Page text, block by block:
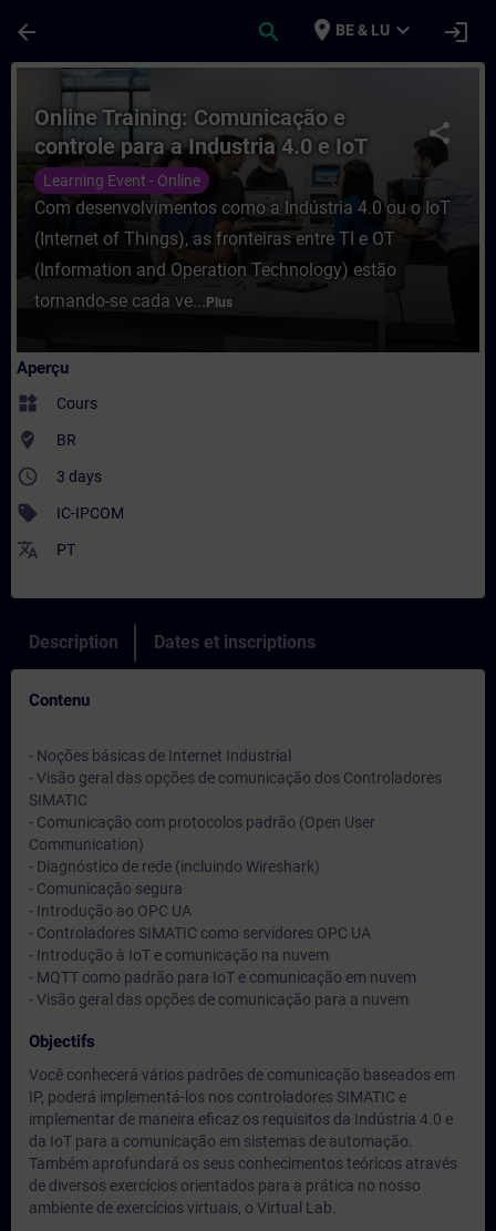
arrow_back search place BE & LU expand_more login
Cours - Online Training: Comunicação
share
Online Training: Comunicação e
controle para a Industria 4.0 e IoT
Learning Event - Online
Com desenvolvimentos como a Indústria 4.0 ou o IoT
(Internet of Things), as fronteiras entre TI e OT
(Information and Operation Technology) estão
tornando-se cada ve... Plus
Aperçu
widgets Cours
where_to_vote BR
access_time 3 days
sell IC-IPCOM
translate PT
Description Dates et inscriptions
Contenu
- Noções básicas de Internet Industrial
- Visão geral das opções de comunicação dos Controladores
SIMATIC
- Comunicação com protocolos padrão (Open User
Communication)
- Diagnóstico de rede (incluindo Wireshark)
- Comunicação segura
- Introdução ao OPC UA
- Controladores SIMATIC como servidores OPC UA
- Introdução à IoT e comunicação na nuvem
- MQTT como padrão para IoT e comunicação em nuvem
- Visão geral das opções de comunicação para a nuvem
Objectifs
Você conhecerá vários padrões de comunicação baseados em
IP, poderá implementá-los nos controladores SIMATIC e
implementar de maneira eficaz os requisitos da Indústria 4.0 e
da IoT para a comunicação em sistemas de automação.
Também aprofundará os seus conhecimentos teóricos através
de diversos exercícios orientados para a prática no nosso
ambiente de exercícios virtuais, o Virtual Lab.